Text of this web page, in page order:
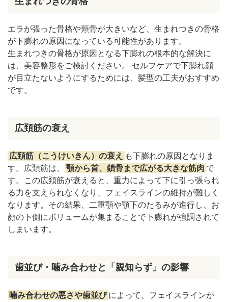
エラが張った骨格や頬骨が大きいなど、生まれつきの骨格
が下膨れの原因になっている可能性があります。
生まれつきの骨格が原因となる下膨れの根本的な解決に
は、美容整形をご検討ください。 セルフケアで下膨れ顔
が目立たないようにするためには、髪型の工夫がおすすめ
です。
広頚筋の衰え
広頚筋（こうけいきん）の衰え も下膨れの原因となりま
す。広頚筋は、
顎から首、鎖骨まで広がる大きな筋肉 で
す。この広頚筋が衰えると、重力によって下に引っ張られ
る力を支えられなくなり、フェイスラインの維持が難しく
なります。その結果、二重顎や顎下のたるみが進行し、お
顔の下側にボリュームが集まることで下膨れが強調されて
しまいます。
歯並び・噛み合わせと「親知らず」の影響
噛み合わせの悪さや歯並び によって、フェイスラインが